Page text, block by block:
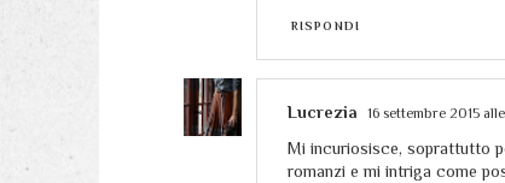
RISPONDI
Lucrezia 16 settembre 2015
Mi incuriosisce, soprattutto
romanzi e mi intriga come